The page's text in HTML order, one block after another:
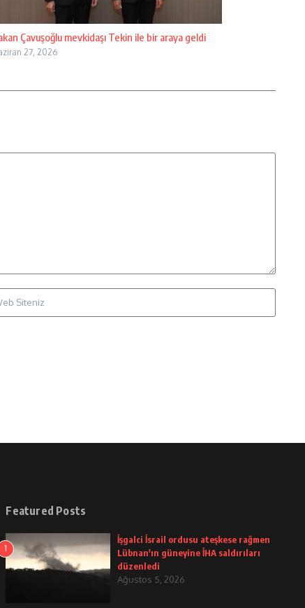
Çavuşoğlu mevkidaşı Tekin ile bir araya geldi
27, 2026
Featured Posts
1
İşgalci İsrail ordusu ateşkese rağmen
Lübnan'ın güneyine İHA saldırıları
düzenledi
Ağustos 5, 2026